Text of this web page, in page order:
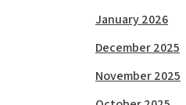
January 2026
December 2025
November 2025